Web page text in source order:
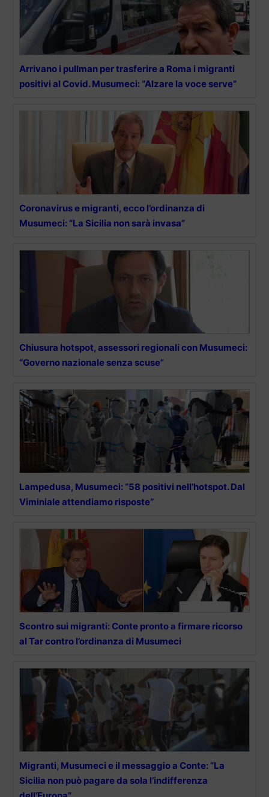
Arrivano i pullman per trasferire a Roma i migranti
positivi al Covid. Musumeci: “Alzare la voce serve”
Coronavirus e migranti, ecco l’ordinanza di
Musumeci: “La Sicilia non sarà invasa”
Chiusura hotspot, assessori regionali con Musumeci:
“Governo nazionale senza scuse”
Lampedusa, Musumeci: “58 positivi nell’hotspot. Dal
Viminiale attendiamo risposte”
Scontro sui migranti: Conte pronto a firmare ricorso
al Tar contro l’ordinanza di Musumeci
Migranti, Musumeci e il messaggio a Conte: “La
Sicilia non può pagare da sola l’indifferenza